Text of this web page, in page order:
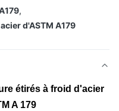
,
d'ASTM A179
étirés à froid d'acier
A 179